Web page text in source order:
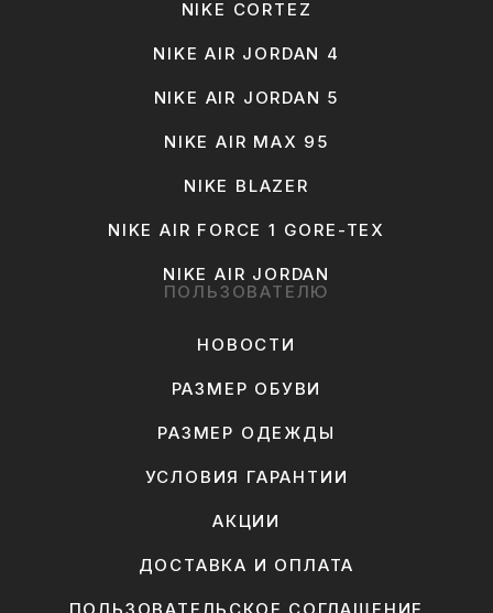
NIKE CORTEZ
NIKE AIR JORDAN 4
NIKE AIR JORDAN 5
NIKE AIR MAX 95
NIKE BLAZER
NIKE AIR FORCE 1 GORE-TEX
NIKE AIR JORDAN
ПОЛЬЗОВАТЕЛЮ
НОВОСТИ
РАЗМЕР ОБУВИ
РАЗМЕР ОДЕЖДЫ
УСЛОВИЯ ГАРАНТИИ
АКЦИИ
ДОСТАВКА И ОПЛАТА